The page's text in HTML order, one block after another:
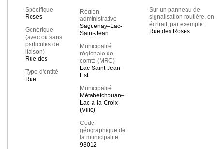
Spécifique
Roses
Générique
(avec ou sans
particules de
liaison)
Rue des
Type d'entité
Rue
Région
administrative
Saguenay–Lac-
Saint-Jean
Municipalité
régionale de
comté (MRC)
Lac-Saint-Jean-
Est
Municipalité
Métabetchouan–
Lac-à-la-Croix
(Ville)
Code
géographique de
la municipalité
93012
Sur un panneau de
signalisation routière, on
écrirait, par exemple :
Rue des Roses